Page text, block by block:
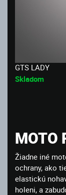
GTS LADY
Skladom
MOTO
Žiadne iné
ochrany, ako
elastickú
holeni, a